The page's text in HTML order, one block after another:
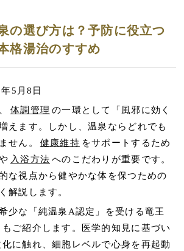
の選び方は？予防に役立つ
格湯治のすすめ
5月8日
体調管理 の一環として「風邪に効く
えます。しかし、温泉ならどれでも
せん。
健康維持 をサポートするため
入浴方法 へのこだわりが重要です。
な視点から健やかな体を保つための
解説します。
少な「純温泉A認定」を受ける竜王
もご紹介します。医学的知見に基づい
化に触れ、細胞レベルで心身を再起動